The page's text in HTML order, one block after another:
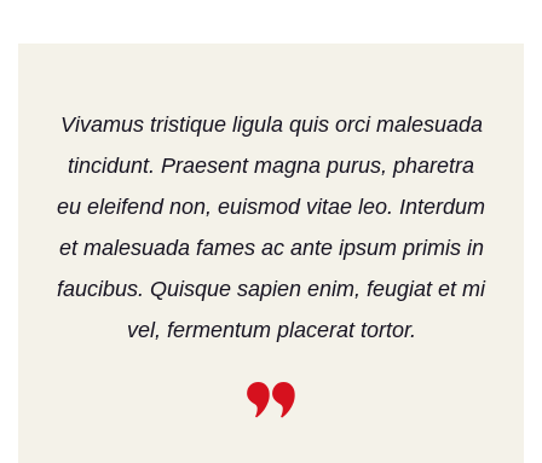
Vivamus tristique ligula quis orci malesuada
tincidunt. Praesent magna purus, pharetra
eu eleifend non, euismod vitae leo. Interdum
et malesuada fames ac ante ipsum primis in
faucibus. Quisque sapien enim, feugiat et mi
vel, fermentum placerat tortor.